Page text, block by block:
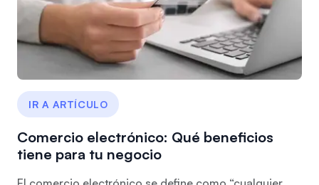
IR A ARTÍCULO
Comercio electrónico: Qué beneficios
tiene para tu negocio